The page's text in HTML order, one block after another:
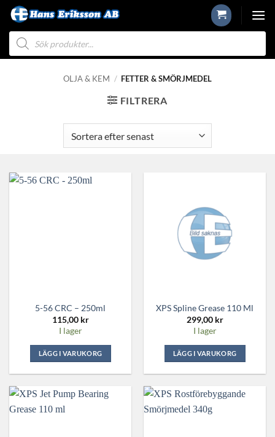
Skip
content
Produktsökning
OLJA & KEM / FETTER & SMÖRJMEDEL
FILTRERA
5-56 CRC – 250ml
115,00 kr
I lager
LÄGG I VARUKORG
XPS Spline Grease 110 Ml
299,00 kr
I lager
LÄGG I VARUKORG